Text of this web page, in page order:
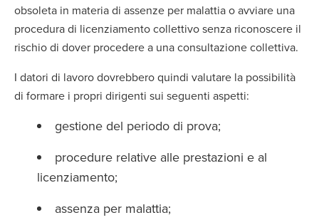
obsoleta in materia di assenze per malattia o avviare una
procedura di licenziamento collettivo senza riconoscere il
rischio di dover procedere a una consultazione collettiva.
I datori di lavoro dovrebbero quindi valutare la possibilità
di formare i propri dirigenti sui seguenti aspetti:
gestione del periodo di prova;
procedure relative alle prestazioni e al
licenziamento;
assenza per malattia;